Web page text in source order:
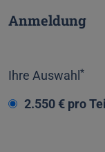
Anmeldung
Ihre Auswahl *